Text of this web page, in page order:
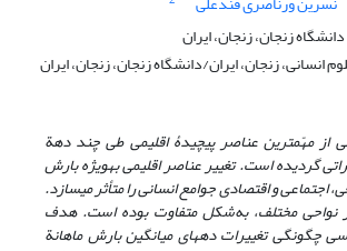
زنجان، زنجان، ایران
انسانی، زنجان، ایران/دانشگاه زنجان، زنجان، ایران
از مهّم­ترین عناصر پیچیدۀ اقلیمی طی چند دهة
گردیده ­است. تغییر عناصر اقلیمی به­ویژه بارش
اجتماعی و اقتصادی جوامع انسانی را متأثر می­سازد.
نواحی مختلف، به‌شکل متفاوت بوده است. هدف
چگونگی تغییرات دهه­ای میانگین بارش ماهانة